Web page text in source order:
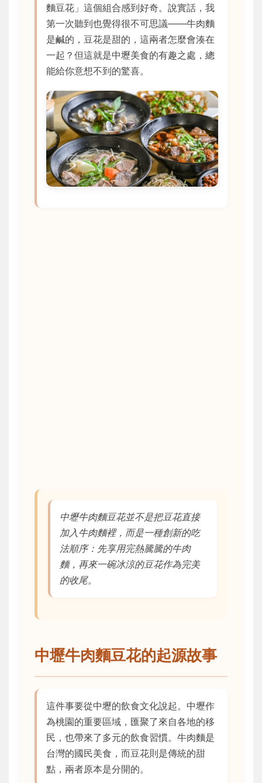
麵豆花」這個組合感到好奇。說實話，我
第一次聽到也覺得很不可思議——牛肉麵
是鹹的，豆花是甜的，這兩者怎麼會湊在
一起？但這就是中壢美食的有趣之處，總
能給你意想不到的驚喜。
中壢牛肉麵豆花並不是把豆花直接
加入牛肉麵裡，而是一種創新的吃
法順序：先享用完熱騰騰的牛肉
麵，再來一碗冰涼的豆花作為完美
的收尾。
中壢牛肉麵豆花的起源故事
這件事要從中壢的飲食文化說起。中壢作
為桃園的重要區域，匯聚了來自各地的移
民，也帶來了多元的飲食習慣。牛肉麵是
台灣的國民美食，而豆花則是傳統的甜
點，兩者原本是分開的。